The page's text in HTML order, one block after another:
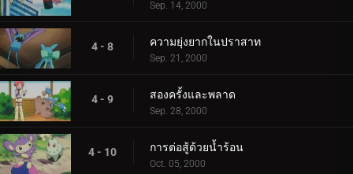
Sep. 14, 2000
4 - 8 ความยุ่งยากในปราสาท
Sep. 21, 2000
4 - 9 สองครั้งและพลาด
Sep. 28, 2000
4 - 10 การต่อสู้ด้วยน้ำร้อน
Oct. 05, 2000